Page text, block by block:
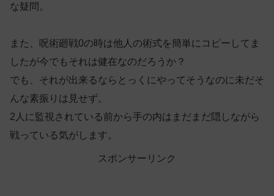
な疑問。
また、呪術廻戦0の時は他人の術式を簡単にコピーしてま
したが今でもそれは健在なのだろうか？
でも、それが出来るならとっくにやってそうなのに未だそ
んな素振りは見せず。
2人に監視されている前から手の内はまだまだ隠しながら
戦っている気がします。
スポンサーリンク